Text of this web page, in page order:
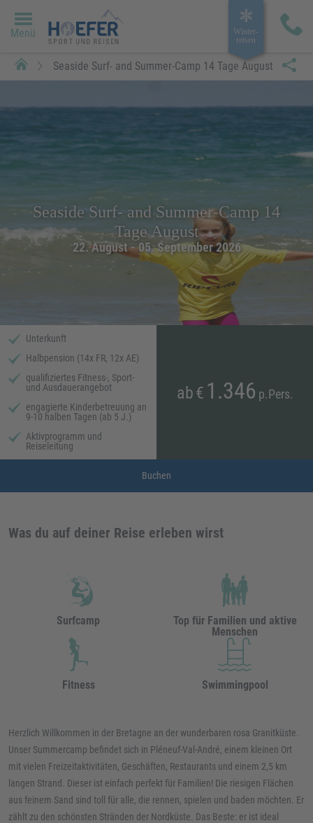
Menü
Winter­
reisen
Seaside Surf- and Summer-Camp 14 Tage August
Seaside Surf- and Summer-Camp 14
Tage August
22. August - 05. September 2026
ab€ 1.346 p.Pers.
Unterkunft
Halbpension (14x FR, 12x AE)
qualifiziertes Fitness-, Sport-
und Ausdauerangebot
engagierte Kinderbetreuung an
9-10 halben Tagen (ab 5 J.)
Aktivprogramm und
Reiseleitung
Buchen
Was du auf deiner Reise erleben wirst
Surfcamp
Top für Familien und aktive
Menschen
Fitness Swimmingpool
Herzlich Willkommen in der Bretagne an der wunderbaren rosa Granitküste.
Unser Summercamp befindet sich in Pléneuf-Val-André, einem kleinen Ort
mit vielen Freizeitaktivitäten, Geschäften, Restaurants und einem 2,5 km
langen Strand. Dieser ist einfach perfekt für Familien! Die riesigen Flächen
aus feinem Sand sind toll für alle, die rennen, spielen und baden möchten. Er
zählt zu den schönsten Stränden der Nordküste. Das Beste: er ist ideal